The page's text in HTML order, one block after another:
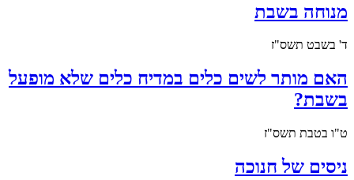
מנוחה בשבת
ד' בשבט תשס"ז
האם מותר לשים כלים במדיח כלים שלא מופעל
בשבת?
ט"ו בטבת תשס"ז
ניסים של חנוכה